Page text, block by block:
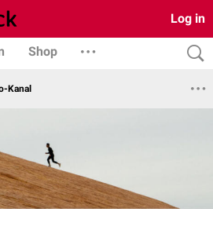
Log in
Shop
Kanal